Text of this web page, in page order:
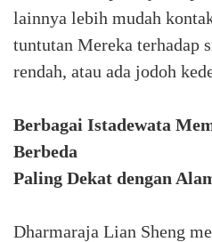
lainnya lebih mudah
tuntutan Mereka terhadap
rendah, atau ada jodoh
Berbagai Istadewata
Berbeda
Paling Dekat dengan
Dharmaraja Lian Sheng